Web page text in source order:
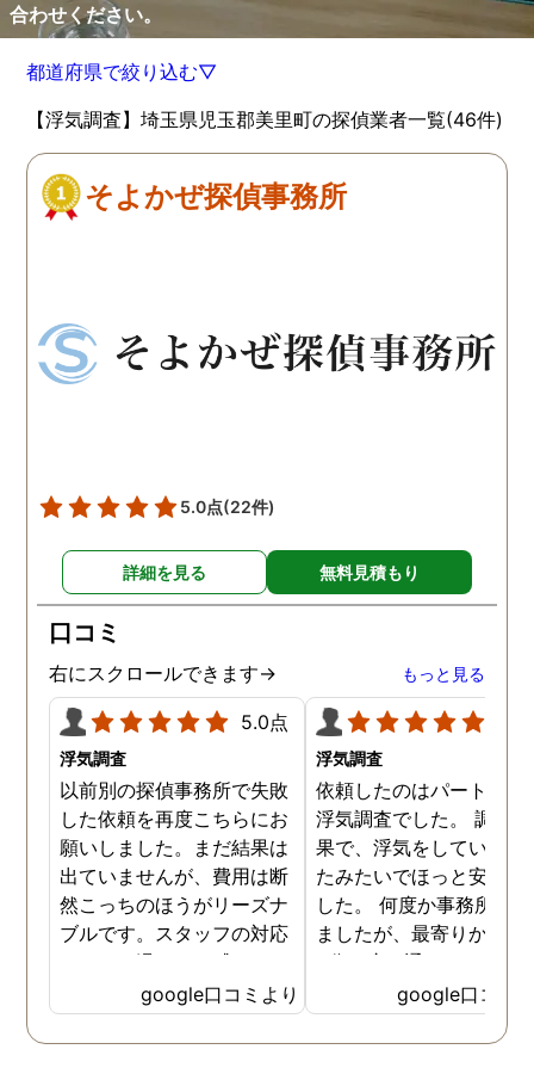
合わせください。
都道府県で絞り込む▽
【浮気調査】埼玉県児玉郡美里町の探偵業者一覧(46件)
そよかぜ探偵事務所
5.0点(22件)
詳細を見る 無料見積もり
口コミ
右にスクロールできます→ もっと見る
5.0点
浮気調査
以前別の探偵事務所で失敗
した依頼を再度こちらにお
願いしました。まだ結果は
出ていませんが、費用は断
然こっちのほうがリーズナ
ブルです。スタッフの対応
なんかも温かみを感じま
す。はじめからこちらにす
ればよかったです😢 …
google口コミより
浮気調査
依頼したのはパートナー
浮気調査でした。 調査
果で、浮気をしていなか
たみたいでほっと安心し
した。 何度か事務所に
ましたが、最寄りから徒
3分程度で通いやすかっ
google口コミ